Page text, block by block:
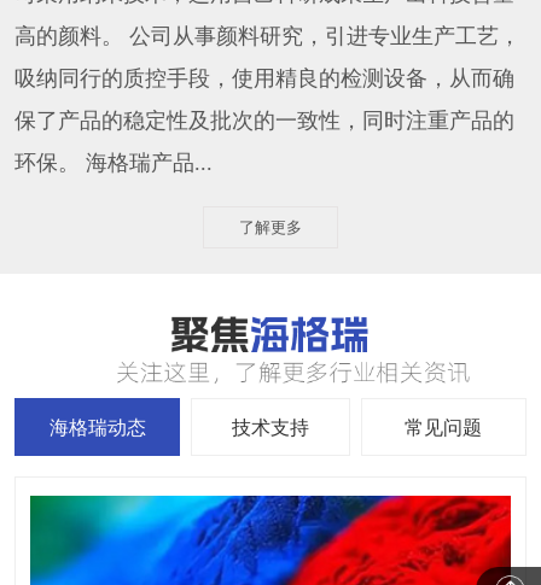
高的颜料。 公司从事颜料研究，引进专业生产工艺，
吸纳同行的质控手段，使用精良的检测设备，从而确
保了产品的稳定性及批次的一致性，同时注重产品的
环保。 海格瑞产品...
了解更多
海格瑞动态 技术支持 常见问题